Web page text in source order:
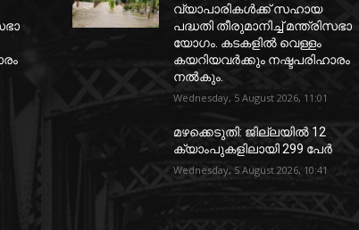
വ്യാപാരികൾക്ക് സഹായ
പദ്ധതി തീരുമാനിച്ച് മന്ത്രിസഭാ
യോഗം. കടകളിൽ വെള്ളം
കയറിയവർക്കും നഷ്ടപരിഹാരം
നൽകും.
Wednesday, 5 August 2026, 11:01
മഴക്കെടുതി: ജില്ലയിൽ 12
ക്യാംപുകളിലായി 299 പേർ
Wednesday, 5 August 2026, 10:41